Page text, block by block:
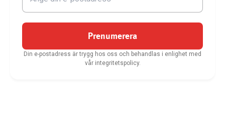
Prenumerera
Din e-postadress är trygg hos oss och behandlas i enlighet med
vår integritetspolicy.